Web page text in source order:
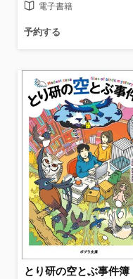
電子書籍
予約する
とり研の空とぶ事件簿